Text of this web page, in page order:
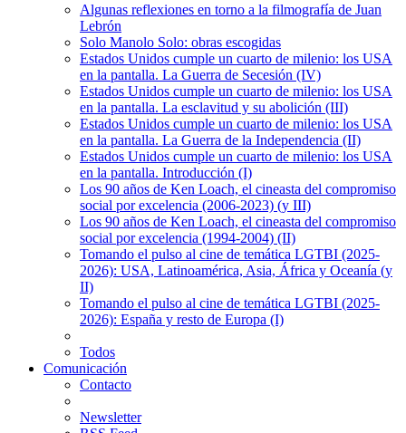
Algunas reflexiones en torno a la filmografía de Juan
Lebrón
Solo Manolo Solo: obras escogidas
Estados Unidos cumple un cuarto de milenio: los USA
en la pantalla. La Guerra de Secesión (IV)
Estados Unidos cumple un cuarto de milenio: los USA
en la pantalla. La esclavitud y su abolición (III)
Estados Unidos cumple un cuarto de milenio: los USA
en la pantalla. La Guerra de la Independencia (II)
Estados Unidos cumple un cuarto de milenio: los USA
en la pantalla. Introducción (I)
Los 90 años de Ken Loach, el cineasta del compromiso
social por excelencia (2006-2023) (y III)
Los 90 años de Ken Loach, el cineasta del compromiso
social por excelencia (1994-2004) (II)
Tomando el pulso al cine de temática LGTBI (2025-
2026): USA, Latinoamérica, Asia, África y Oceanía (y
II)
Tomando el pulso al cine de temática LGTBI (2025-
2026): España y resto de Europa (I)
Todos
Comunicación
Contacto
Newsletter